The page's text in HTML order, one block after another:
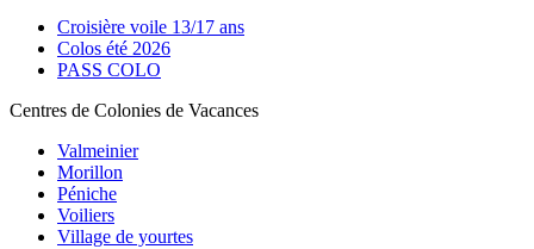
Croisière voile 13/17 ans
Colos été 2026
PASS COLO
Centres de Colonies de Vacances
Valmeinier
Morillon
Péniche
Voiliers
Village de yourtes